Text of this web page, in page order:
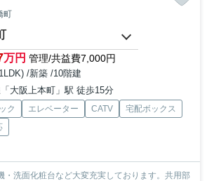
町
万円 管理/共益費7,000円
/新築 /10階建
大阪上本町」駅 徒歩15分
ク エレベーター CATV
宅配ボックス
・洗面化粧台など大変充実しております。共用部